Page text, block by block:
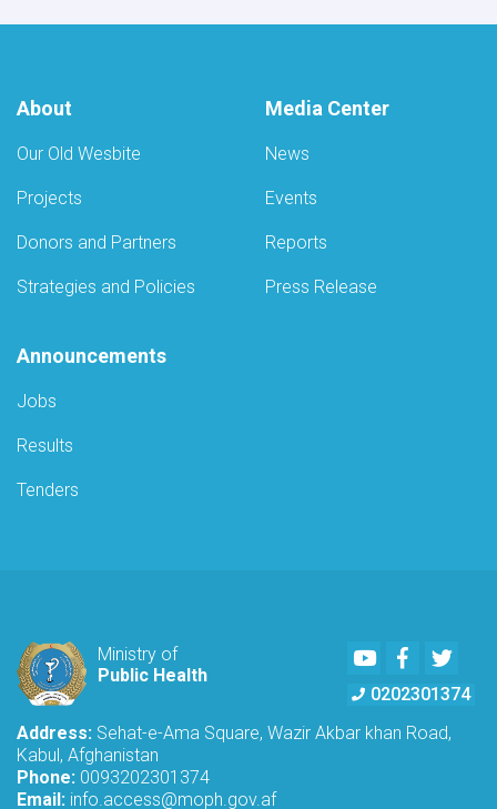
About
Our Old Wesbite
Projects
Donors and Partners
Strategies and Policies
Media Center
News
Events
Reports
Press Release
Announcements
Jobs
Results
Tenders
Ministry of
Public Health
YoutubeFacebook
0202301374
Address: Sehat-e-Ama Square, Wazir Akbar khan Road,
Kabul, Afghanistan
Phone: 0093202301374
Email: info.access@moph.gov.af